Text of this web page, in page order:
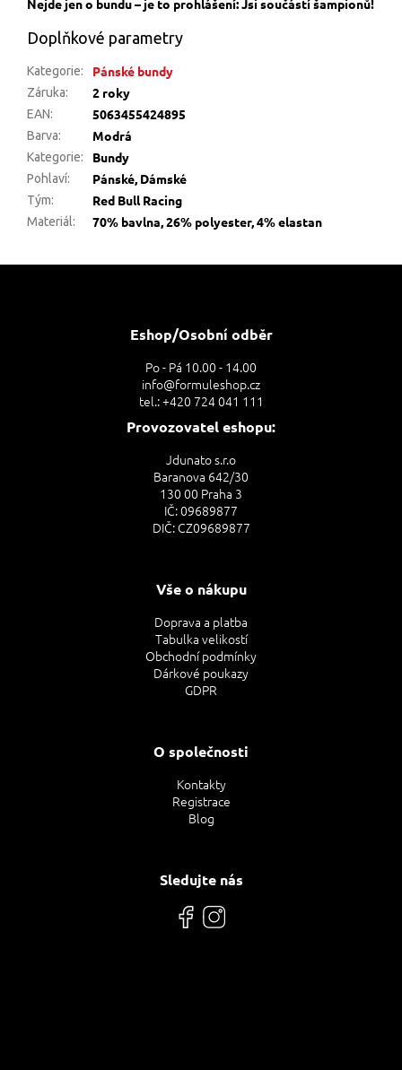
Doplňkové parametry
Kategorie: Pánské bundy
Záruka: 2 roky
EAN: 5063455424895
Barva: Modrá
Kategorie: Bundy
Pohlaví: Pánské, Dámské
Tým: Red Bull Racing
Materiál: 70% bavlna, 26% polyester, 4% elastan
Eshop/Osobní odběr
Po - Pá 10.00 - 14.00
info@formuleshop.cz
tel.: +420 724 041 111
Provozovatel eshopu:
Jdunato s.r.o
Baranova 642/30
130 00 Praha 3
IČ: 09689877
DIČ: CZ09689877
Vše o nákupu
Doprava a platba
Tabulka velikostí
Obchodní podmínky
Dárkové poukazy
GDPR
O společnosti
Kontakty
Registrace
Blog
Sledujte nás